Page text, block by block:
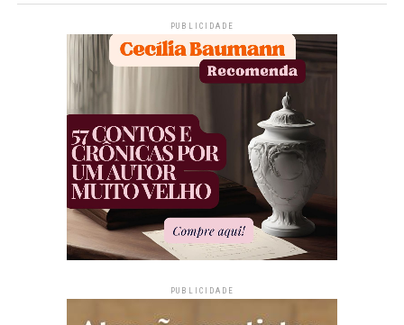
PUBLICIDADE
PUBLICIDADE